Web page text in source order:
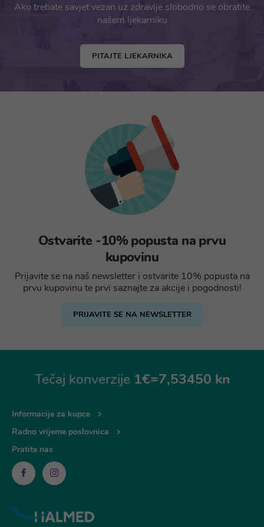
Ako trebate savjet vezan uz zdravlje slobodno se obratite
našem ljekarniku
PITAJTE LJEKARNIKA
Ostvarite -10% popusta na prvu
kupovinu
Prijavite se na naš newsletter i ostvarite 10% popusta na
prvu kupovinu te prvi saznajte za akcije i pogodnosti!
PRIJAVITE SE NA NEWSLETTER
Tečaj konverzije 1€=7,53450 kn
Informacije za kupce
Radno vrijeme poslovnica
Pratite nas